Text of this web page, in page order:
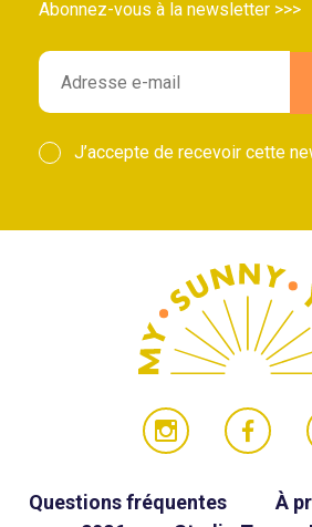
Abonnez-vous à la newsletter >>>
J’accepte de recevoir cette
Questions fréquentes À